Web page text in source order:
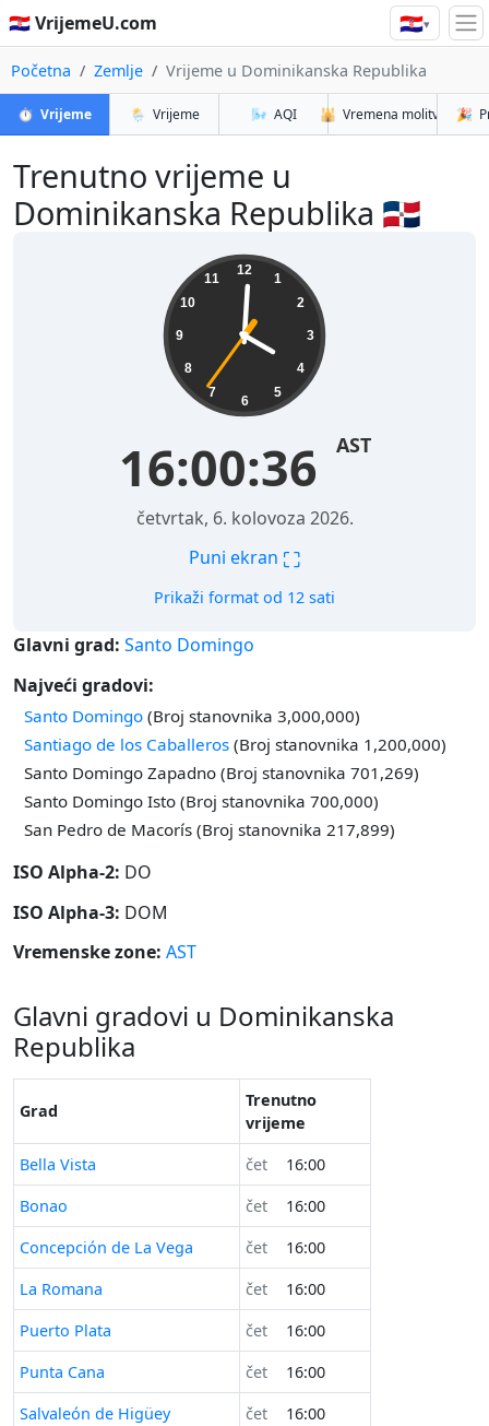
🇭🇷 VrijemeU.com 🇭🇷▾
Početna Zemlje Vrijeme u Dominikanska Republika
⏱️ Vrijeme 🌦️ Vrijeme 🌬️ AQI 🕌 Vremena molitve 🎉
Trenutno vrijeme u
Dominikanska Republika 🇩🇴
12
1
2
3
4
5
6
7
8
9
10
11
16:00:37 AST
četvrtak, 6. kolovoza 2026.
Puni ekran ⛶
Prikaži format od 12 sati
Glavni grad: Santo Domingo
Najveći gradovi:
Santo Domingo (Broj stanovnika 3,000,000)
Santiago de los Caballeros (Broj stanovnika 1,200,000)
Santo Domingo Zapadno (Broj stanovnika 701,269)
Santo Domingo Isto (Broj stanovnika 700,000)
San Pedro de Macorís (Broj stanovnika 217,899)
ISO Alpha-2: DO
ISO Alpha-3: DOM
Vremenske zone: AST
Glavni gradovi u Dominikanska
Republika
Grad
Trenutno
vrijeme
Bella Vista
čet
16:00
Bonao
čet
16:00
Concepción de La Vega
čet
16:00
La Romana
čet
16:00
Puerto Plata
čet
16:00
Punta Cana
čet
16:00
Salvaleón de Higüey
čet
16:00